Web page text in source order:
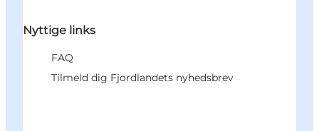
Nyttige links
FAQ
Tilmeld dig Fjordlandets nyhedsbrev